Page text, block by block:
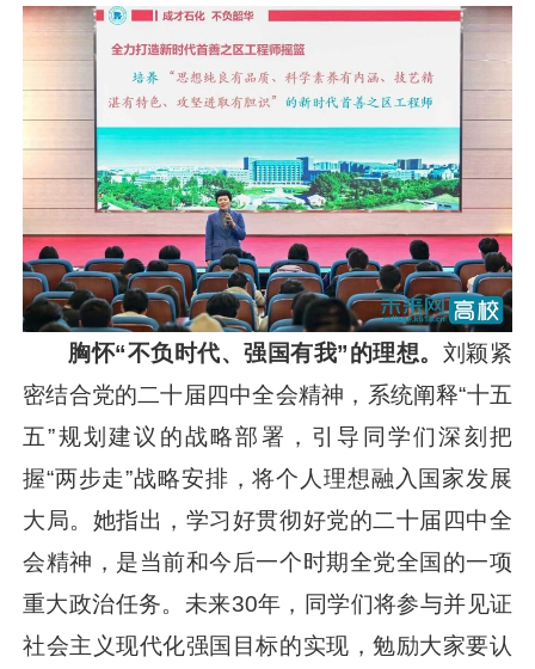
胸怀“不负时代、强国有我”的理想。 刘颖紧
密结合党的二十届四中全会精神，系统阐释“十五
五”规划建议的战略部署，引导同学们深刻把
握“两步走”战略安排，将个人理想融入国家发展
大局。她指出，学习好贯彻好党的二十届四中全
会精神，是当前和今后一个时期全党全国的一项
重大政治任务。未来30年，同学们将参与并见证
社会主义现代化强国目标的实现，勉励大家要认